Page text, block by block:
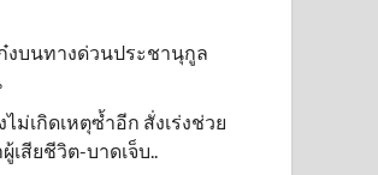
งบนทางด่วนประชานุกูล
ม่เกิดเหตุซ้ำอีก สั่งเร่งช่วย
เสียชีวิต-บาดเจ็บ..